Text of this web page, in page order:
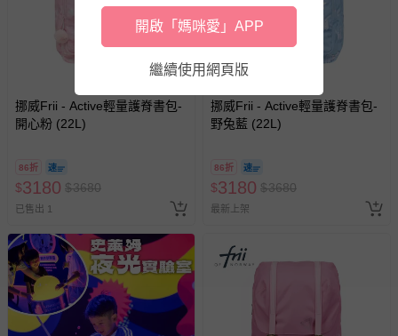
墊、寢具類等）。
-新生兒親膚衣物（嬰幼兒包巾與背巾、包屁衣、學習
褲、紗布衣等）。
-接觸性孕哺產品（奶嘴、奶瓶、擠乳器、哺乳衣、托腹
帶束縛衣、餐搖椅等）。
-其他原廠盒裝商品封口處已貼上「不可拆封」，或具警
示字句等說明貼紙、封條者。
國際航空、客運、訂房等服務。
相關的退換貨辦理流程，可詳見：退換貨 & 退款問題
其他常見問題：
運送服務：目前提供的運送僅限台灣本島。如您位於離島地
區，可能會無法配送，或須依據商品需加收離島運費。廠商
亦保留出貨與否的權利。離島、偏遠地區、樓層親送等加價
挪威Frii - Active輕量護脊書包-
開心粉 (22L)
86折
$3180 $3680
已售出 1
挪威Frii - Active輕量護脊書包-
野兔藍 (22L)
86折
$3180 $3680
最新上架
開啟「媽咪愛」APP
繼續使用網頁版